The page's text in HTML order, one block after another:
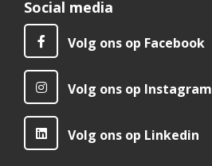
Social media
Volg ons op Facebook
Volg ons op Instagram
Volg ons op Linkedin